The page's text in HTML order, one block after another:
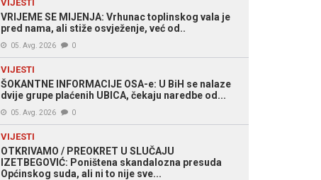
VIJESTI
VRIJEME SE MIJENJA: Vrhunac toplinskog vala je
pred nama, ali stiže osvježenje, već od..
05. Avg. 2026 0
VIJESTI
ŠOKANTNE INFORMACIJE OSA-e: U BiH se nalaze
dvije grupe plaćenih UBICA, čekaju naredbe od...
05. Avg. 2026 0
VIJESTI
OTKRIVAMO / PREOKRET U SLUČAJU
IZETBEGOVIĆ: Poništena skandalozna presuda
Općinskog suda, ali ni to nije sve...